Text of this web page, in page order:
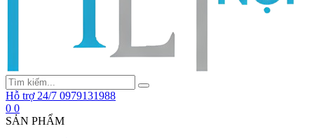
Hỗ trợ 24/7 0979131988
0 0
SẢN PHẨM